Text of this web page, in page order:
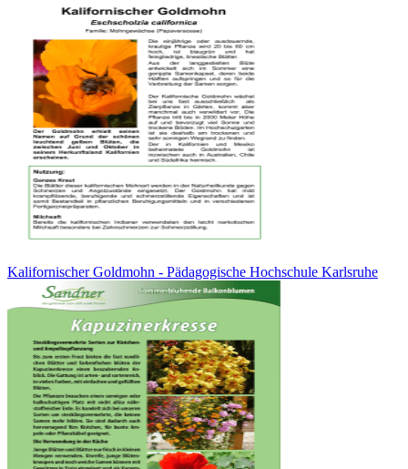
Kalifornischer Goldmohn - Pädagogische Hochschule Karlsruhe